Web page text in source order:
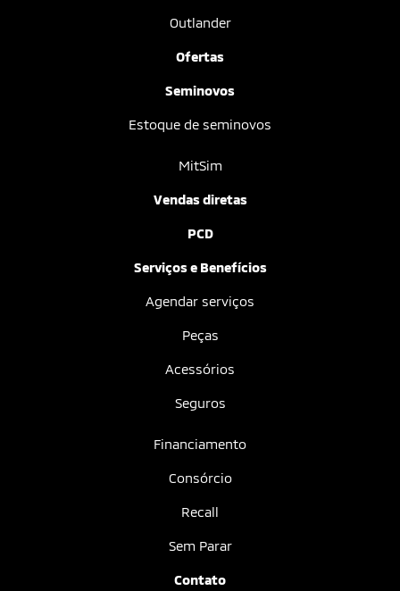
Outlander
Ofertas
Seminovos
Estoque de seminovos
MitSim
Vendas diretas
PCD
Serviços e Benefícios
Agendar serviços
Peças
Acessórios
Seguros
Financiamento
Consórcio
Recall
Sem Parar
Contato